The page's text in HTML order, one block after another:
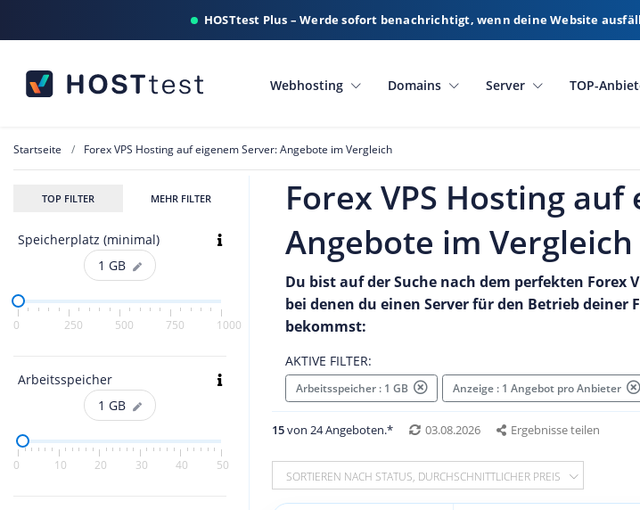
HOSTtest Plus – Werde sofort benachrichtigt, wenn deine Website
Webhosting Domains Server TOP-
Startseite Forex VPS Hosting auf eigenem Server: Angebote im Vergleich
TOP FILTER MEHR FILTER
Speicherplatz (minimal)
1 GB
0 250 500 750 1000
Arbeitsspeicher
1 GB
0 10 20 30 40 50
Forex VPS Hosting
Angebote im Vergleich
Du bist auf der Suche nach dem perfekten Forex
bei denen du einen Server für den Betrieb deiner
bekommst:
AKTIVE FILTER:
Arbeitsspeicher : 1 GB Anzeige : 1 Angebot pro Anbieter
15von 24 Angeboten.* 03.08.2026 Ergebnisse teilen
SORTIEREN NACH STATUS, DURCHSCHNITTLICHER PREIS